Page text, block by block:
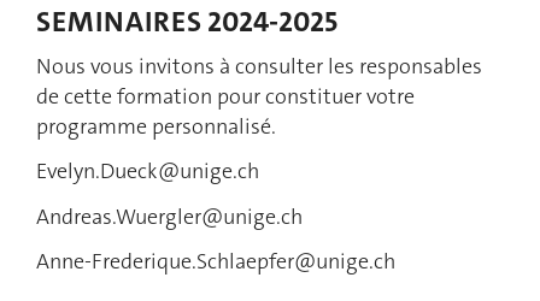
SEMINAIRES 2024-2025
Nous vous invitons à consulter les responsables
de cette formation pour constituer votre
programme personnalisé.
Evelyn.Dueck@unige.ch
Andreas.Wuergler@unige.ch
Anne-Frederique.Schlaepfer@unige.ch